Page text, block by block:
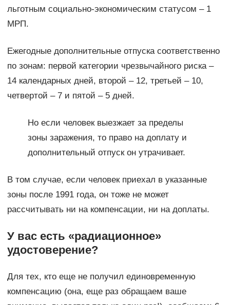
льготным социально-экономическим статусом – 1
МРП.
Ежегодные дополнительные отпуска соответственно
по зонам: первой категории чрезвычайного риска –
14 календарных дней, второй – 12, третьей – 10,
четвертой – 7 и пятой – 5 дней.
Но если человек выезжает за пределы
зоны заражения, то право на доплату и
дополнительный отпуск он утрачивает.
В том случае, если человек приехал в указанные
зоны после 1991 года, он тоже не может
рассчитывать ни на компенсации, ни на доплаты.
У вас есть «радиационное»
удостоверение?
Для тех, кто еще не получил единовременную
компенсацию (она, еще раз обращаем ваше